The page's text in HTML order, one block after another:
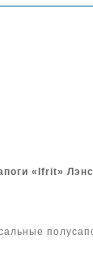
«Ifrit»